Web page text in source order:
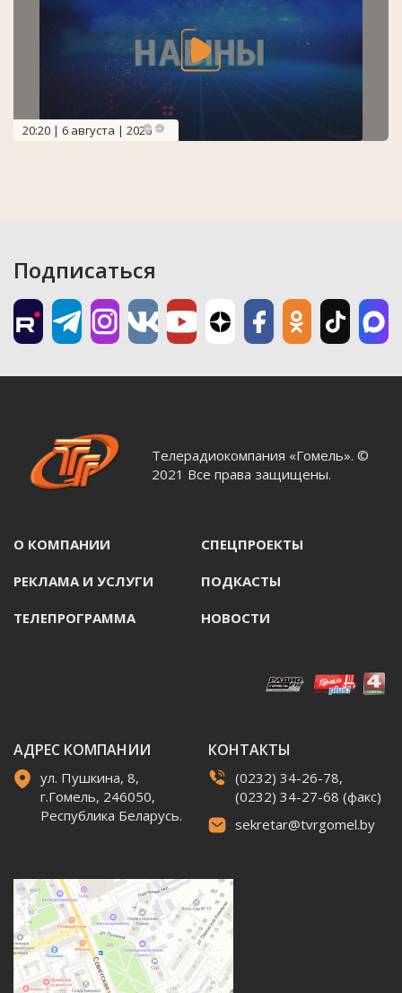
20:20 | 6 августа | 2026
Подписаться
Телерадиокомпания «Гомель». ©
2021 Все права защищены.
О КОМПАНИИ СПЕЦПРОЕКТЫ
РЕКЛАМА И УСЛУГИ ПОДКАСТЫ
ТЕЛЕПРОГРАММА НОВОСТИ
АДРЕС КОМПАНИИ
ул. Пушкина, 8,
г.Гомель, 246050,
Республика Беларусь.
КОНТАКТЫ
(0232) 34-26-78,
(0232) 34-27-68 (факс)
sekretar@tvrgomel.by